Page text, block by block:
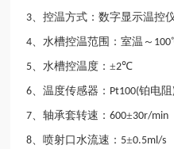
3 、控温方式：数字显示温控
4 、水槽控温范围：室温～ 100
5 、水槽控温度：±2℃
6 、温度传感器： Pt100(铂电阻
7 、轴承套转速：600±30r/min
8 、喷射口水流速： 5±0.5ml/s